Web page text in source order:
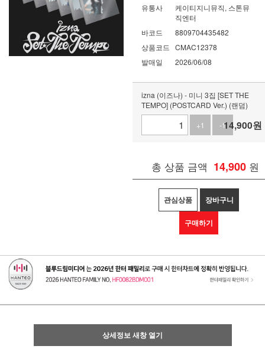
유통사
케이티지니뮤직, 스톤뮤
직엔터
바코드
8809704435482
상품코드
CMAC12378
발매일
2026/06/08
izna (이즈나) - 미니 3집 [SET THE
TEMPO] (POSTCARD Ver.) (랜덤)
+1
-114,900원
총 상품 금액 14,900 원
관심상품 장바구니
구매하기
상세정보 새창 열기